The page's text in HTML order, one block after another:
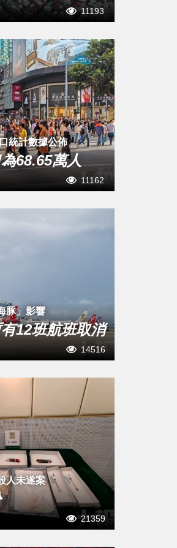
11193
統計數據公佈
68.65萬人
11162
豚」影響
12班航班取消
14516
人未遂案
21359